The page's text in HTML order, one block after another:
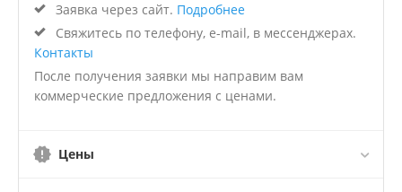
Заявка через сайт. Подробнее
Свяжитесь по телефону, e-mail, в мессенджерах.
Контакты
После получения заявки мы направим вам
коммерческие предложения с ценами.
Цены